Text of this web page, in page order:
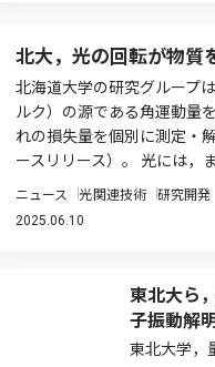
北大，光の回転が物質
北海道大学の研究グループ
ルク）の源である角運動量
れの損失量を個別に測定・
ースリリース）。 光には，
ニュース 光関連技術 研究開発
2025.06.10
東北大ら
子振動解
東北大学，